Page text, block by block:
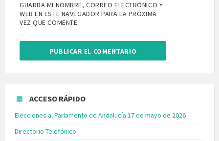
GUARDA MI NOMBRE, CORREO ELECTRÓNICO Y
WEB EN ESTE NAVEGADOR PARA LA PRÓXIMA
VEZ QUE COMENTE.
ACCESO RÁPIDO
Elecciones al Parlamento de Andalucía 17 de mayo de 2026
Directorio Telefónico